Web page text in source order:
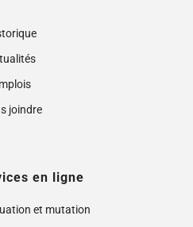
joindre
en ligne
et mutation